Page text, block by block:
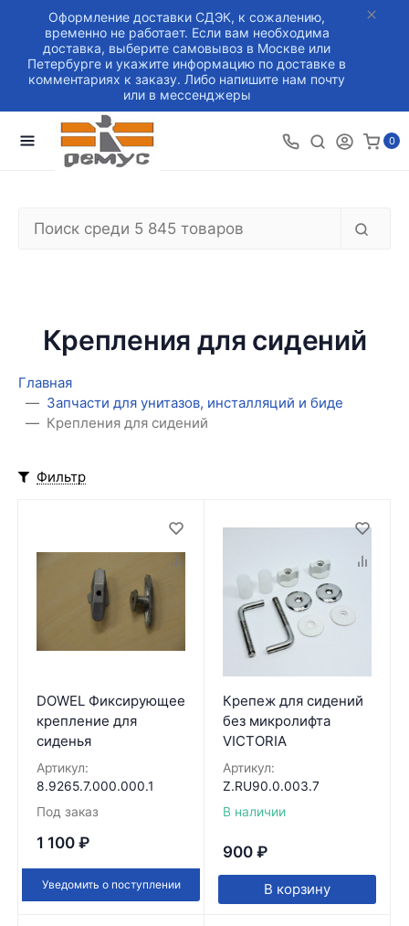
Оформление доставки СДЭК, к сожалению,
временно не работает. Если вам необходима
доставка, выберите самовывоз в Москве или
Петербурге и укажите информацию по доставке в
комментариях к заказу. Либо напишите нам почту
или в мессенджеры
0
Крепления для сидений
Главная
Запчасти для унитазов, инсталляций и биде
Крепления для сидений
Фильтр
DOWEL Фиксирующее
крепление для
сиденья
Артикул:
8.9265.7.000.000.1
Под заказ
1 100 ₽
Уведомить о поступлении
Крепеж для сидений
без микролифта
VICTORIA
Артикул:
Z.RU90.0.003.7
В наличии
900 ₽
В корзину